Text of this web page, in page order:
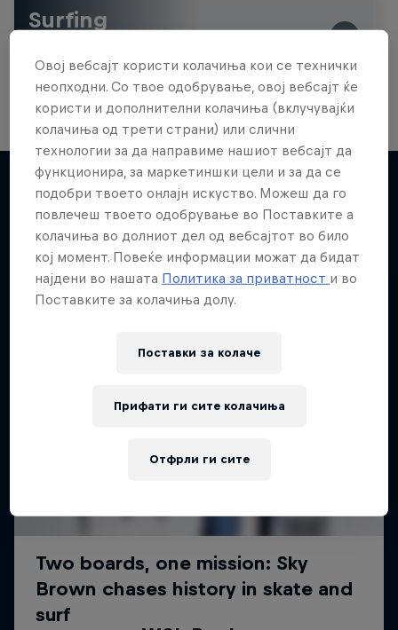
Surfing
roaring collection of surf films, shows and …
Повеќе слична содржина
Овој вебсајт користи колачиња кои се технички
неопходни. Со твое одобрување, овој вебсајт ќе
користи и дополнителни колачиња (вклучувајќи
колачиња од трети страни) или слични
технологии за да направиме нашиот вебсајт да
функционира, за маркетиншки цели и за да се
подобри твоето онлајн искуство. Можеш да го
повлечеш твоето одобрување во Поставките а
колачиња во долниот дел од вебсајтот во било
кој момент. Повеќе информации можат да бидат
најдени во нашата Политика за приватност и во
Поставките за колачиња долу.
Поставки за колачe
Отфрли ги сите
Прифати ги сите колачиња